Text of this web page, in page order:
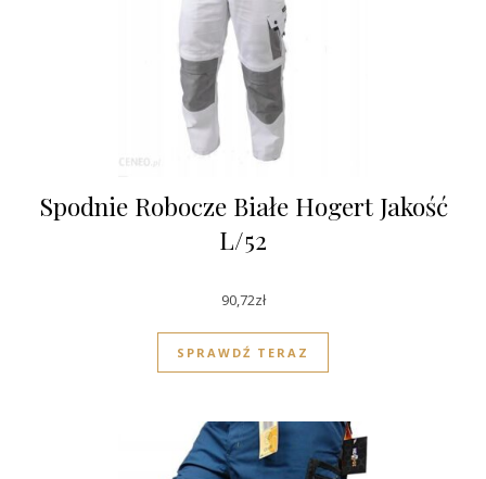
Spodnie Robocze Białe Hogert Jakość
L/52
90,72zł
SPRAWDŹ TERAZ